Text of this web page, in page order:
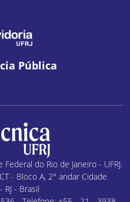
Pública
do Rio de Janeiro - UFRJ.
- Bloco A, 2° andar Cidade
RJ - Brasil